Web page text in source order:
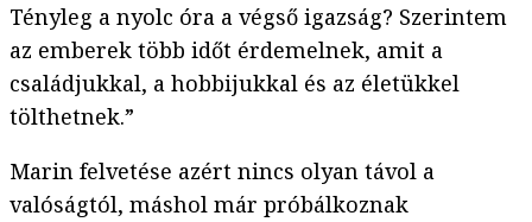
Tényleg a nyolc óra a végső igazság? Szerintem
az emberek több időt érdemelnek, amit a
családjukkal, a hobbijukkal és az életükkel
tölthetnek.”
Marin felvetése azért nincs olyan távol a
valóságtól, máshol már próbálkoznak